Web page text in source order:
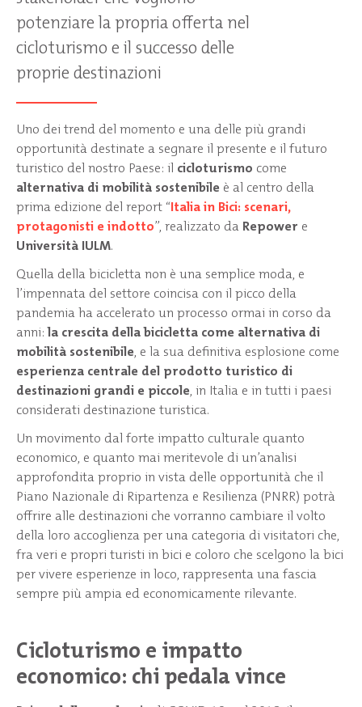
potenziare la propria offerta nel
cicloturismo e il successo delle
proprie destinazioni
Uno dei trend del momento e una delle più grandi
opportunità destinate a segnare il presente e il futuro
turistico del nostro Paese: il cicloturismo come
alternativa di mobilità sostenibile è al centro della
prima edizione del report “Italia in Bici: scenari,
protagonisti e indotto”, realizzato da Repower e
Università IULM.
Quella della bicicletta non è una semplice moda, e
l’impennata del settore coincisa con il picco della
pandemia ha accelerato un processo ormai in corso da
anni:la crescita della bicicletta come alternativa di
mobilità sostenibile, e la sua definitiva esplosione come
esperienza centrale del prodotto turistico di
destinazioni grandi e piccole, in Italia e in tutti i paesi
considerati destinazione turistica.
Un movimento dal forte impatto culturale quanto
economico, e quanto mai meritevole di un’analisi
approfondita proprio in vista delle opportunità che il
Piano Nazionale di Ripartenza e Resilienza (PNRR) potrà
offrire alle destinazioni che vorranno cambiare il volto
della loro accoglienza per una categoria di visitatori che,
fra veri e propri turisti in bici e coloro che scelgono la bici
per vivere esperienze in loco, rappresenta una fascia
sempre più ampia ed economicamente rilevante.
Cicloturismo e impatto
economico: chi pedala vince